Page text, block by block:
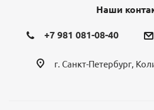
Наши
+7 981 081-08-40
г. Санкт-Петербург,